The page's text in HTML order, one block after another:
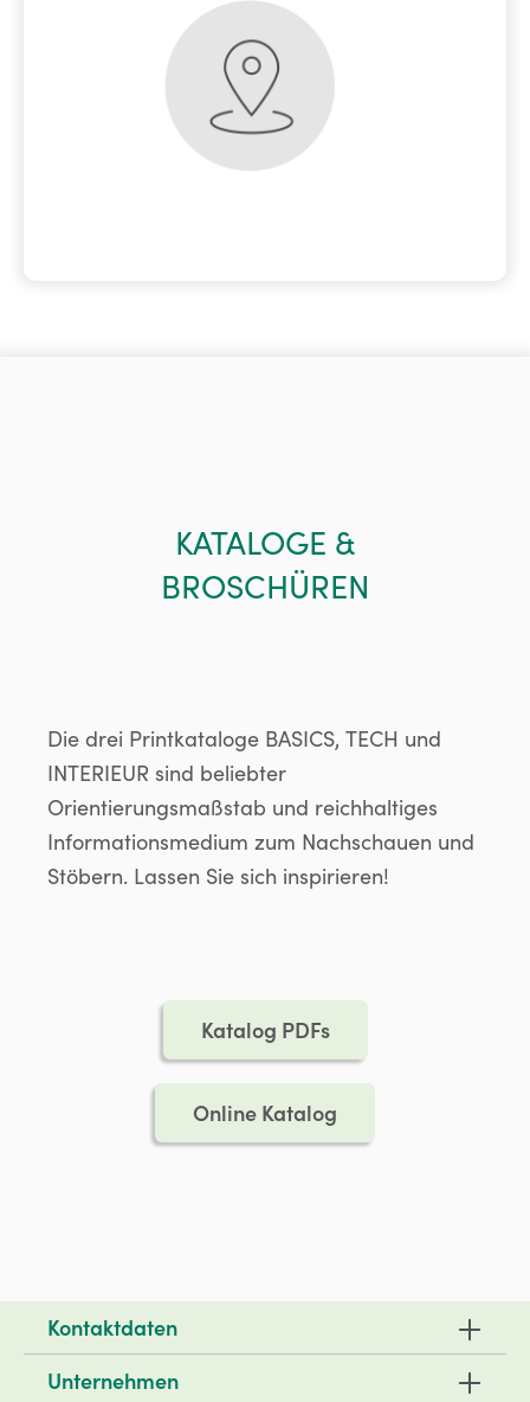
KATALOGE &
BROSCHÜREN
Die drei Printkataloge BASICS, TECH und
INTERIEUR sind beliebter
Orientierungsmaßstab und reichhaltiges
Informationsmedium zum Nachschauen und
Stöbern. Lassen Sie sich inspirieren!
Katalog PDFs
Online Katalog
Kontaktdaten
Unternehmen